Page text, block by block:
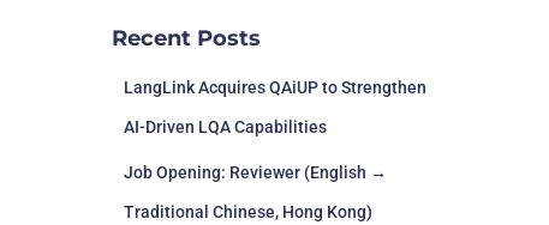
Recent Posts
LangLink Acquires QAiUP to Strengthen
AI-Driven LQA Capabilities
Job Opening: Reviewer (English →
Traditional Chinese, Hong Kong)